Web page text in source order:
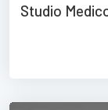
Studio